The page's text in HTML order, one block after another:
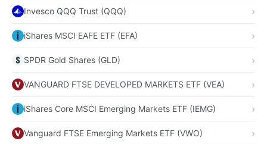
Invesco QQQ Trust (QQQ)
iShares MSCI EAFE ETF (EFA)
SPDR Gold Shares (GLD)
VANGUARD FTSE DEVELOPED MARKETS ETF (VEA)
iShares Core MSCI Emerging Markets ETF (IEMG)
Vanguard FTSE Emerging Markets ETF (VWO)